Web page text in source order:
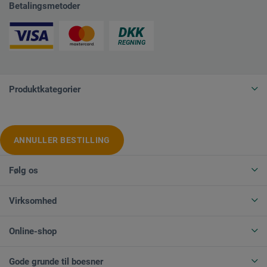
Betalingsmetoder
Produktkategorier
ANNULLER BESTILLING
Følg os
Virksomhed
Online-shop
Gode grunde til boesner